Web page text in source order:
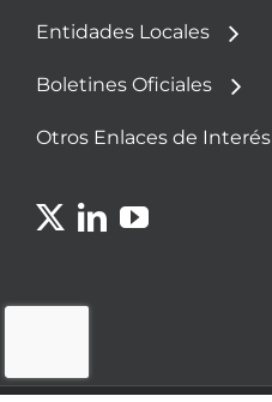
Entidades Locales
Boletines Oficiales
Otros Enlaces de Interés